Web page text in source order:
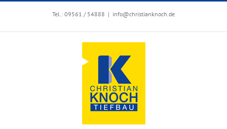
Zum
Tel.: 09561 / 54888 | info@christianknoch.de